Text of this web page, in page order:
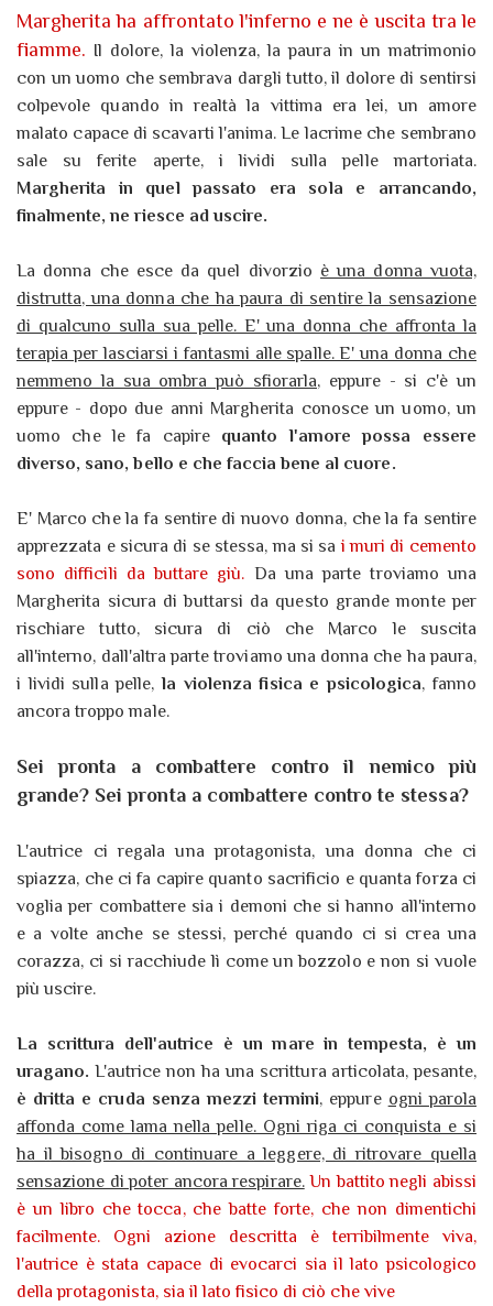
Margherita ha affrontato l'inferno e ne è uscita tra le
fiamme. Il dolore, la violenza, la paura in un matrimonio
con un uomo che sembrava dargli tutto, il dolore di sentirsi
colpevole quando in realtà la vittima era lei, un amore
malato capace di scavarti l'anima. Le lacrime che sembrano
sale su ferite aperte, i lividi sulla pelle martoriata.
Margherita in quel passato era sola e arrancando,
finalmente, ne riesce ad uscire.
La donna che esce da quel divorzio è una donna vuota,
distrutta, una donna che ha paura di sentire la sensazione
di qualcuno sulla sua pelle. E' una donna che affronta la
terapia per lasciarsi i fantasmi alle spalle. E' una donna che
nemmeno la sua ombra può sfiorarla, eppure - si c'è un
eppure - dopo due anni Margherita conosce un uomo, un
uomo che le fa capire quanto l'amore possa essere
diverso, sano, bello e che faccia bene al cuore.
E' Marco che la fa sentire di nuovo donna, che la fa sentire
apprezzata e sicura di se stessa, ma si sai muri di cemento
sono difficili da buttare giù. Da una parte troviamo una
Margherita sicura di buttarsi da questo grande monte per
rischiare tutto, sicura di ciò che Marco le suscita
all'interno, dall'altra parte troviamo una donna che ha paura,
i lividi sulla pelle, la violenza fisica e psicologica, fanno
ancora troppo male.
Sei pronta a combattere contro il nemico più
grande? Sei pronta a combattere contro te stessa?
L'autrice ci regala una protagonista, una donna che ci
spiazza, che ci fa capire quanto sacrificio e quanta forza ci
voglia per combattere sia i demoni che si hanno all'interno
e a volte anche se stessi, perché quando ci si crea una
corazza, ci si racchiude lì come un bozzolo e non si vuole
più uscire.
La scrittura dell'autrice è un mare in tempesta, è un
uragano. L'autrice non ha una scrittura articolata, pesante,
è dritta e cruda senza mezzi termini, eppure ogni parola
affonda come lama nella pelle. Ogni riga ci conquista e si
ha il bisogno di continuare a leggere, di ritrovare quella
sensazione di poter ancora respirare. Un battito negli abissi
è un libro che tocca, che batte forte, che non dimentichi
facilmente. Ogni azione descritta è terribilmente viva,
l'autrice è stata capace di evocarci sia il lato psicologico
della protagonista, sia il lato fisico di ciò che vive